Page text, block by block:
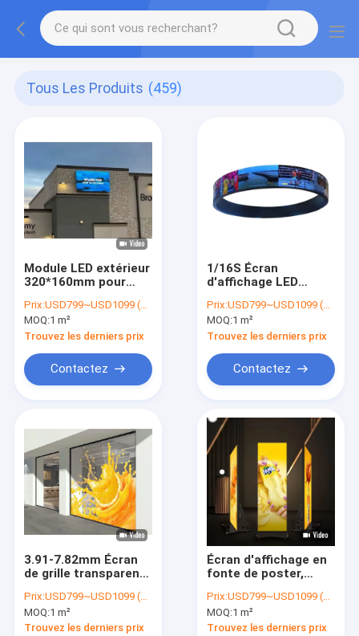
Tous Les Produits (459)
Module LED extérieur
320*160mm pour
de panneaux
d'affichage et d'avis
de trafic
Prix:USD799~USD1099 (price is negotiable)
MOQ:1 m²
Trouvez les derniers prix
Contactez
1/16S Écran
d'affichage LED
pour centre
commercial
Prix:USD799~USD1099 (price is negotiable)
MOQ:1 m²
Trouvez les derniers prix
Contactez
3.91-7.82mm Écran
de grille transparent
science et de la
technologie
Prix:USD799~USD1099 (price is negotiable)
MOQ:1 m²
Trouvez les derniers prix
Écran d'affichage en
fonte de poster,
intérieure, base en
fer et aluminium,
640*1920mm
Prix:USD799~USD1099 (price is negotiable)
MOQ:1 m²
Trouvez les derniers prix